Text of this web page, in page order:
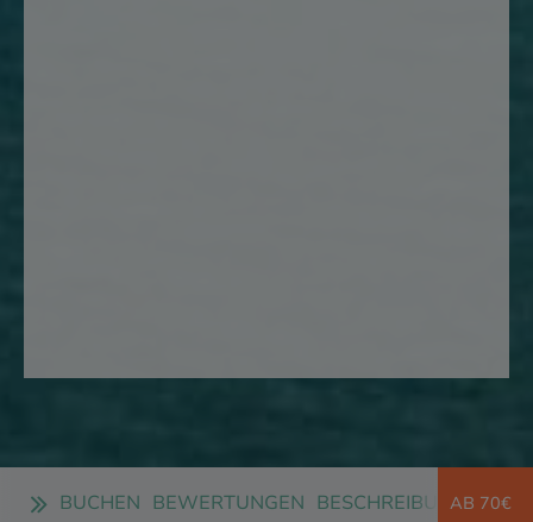
BUCHEN BEWERTUNGEN BESCHREIBUNGAB 70€